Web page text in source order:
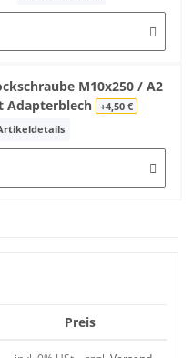
M10x250 / A2
Adapterblech
+4,50 €
Preis